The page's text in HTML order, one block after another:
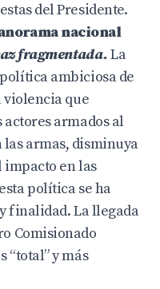
del Presidente.
nacional
fragmentada.La
ambiciosa de
violencia que
actores armados al
armas, disminuya
en las
política se ha
finalidad. La llegada
Comisionado
“total” y más